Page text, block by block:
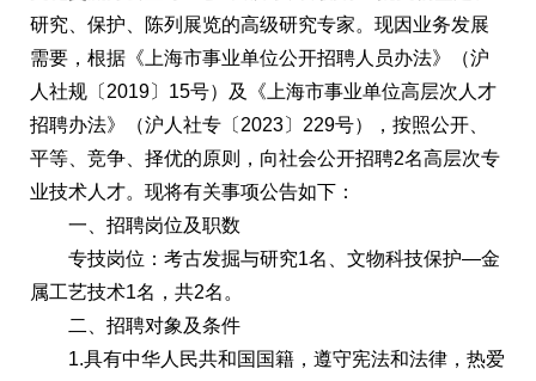
研究、保护、陈列展览的高级研究专家。现因业务发展
需要，根据《上海市事业单位公开招聘人员办法》（沪
人社规〔2019〕15号）及《上海市事业单位高层次人才
招聘办法》（沪人社专〔2023〕229号），按照公开、
平等、竞争、择优的原则，向社会公开招聘2名高层次专
业技术人才。现将有关事项公告如下：
一、招聘岗位及职数
专技岗位：考古发掘与研究1名、文物科技保护—金
属工艺技术1名，共2名。
二、招聘对象及条件
1.具有中华人民共和国国籍，遵守宪法和法律，热爱